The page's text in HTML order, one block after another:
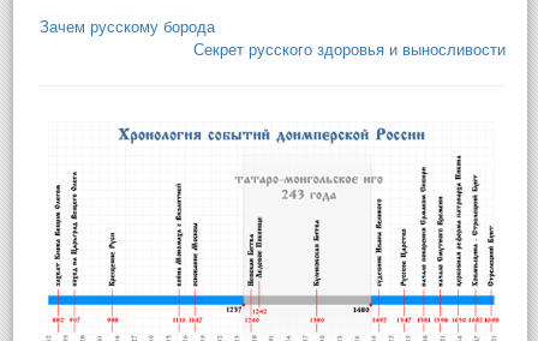
Зачем русскому борода
Секрет русского здоровья и выносливости